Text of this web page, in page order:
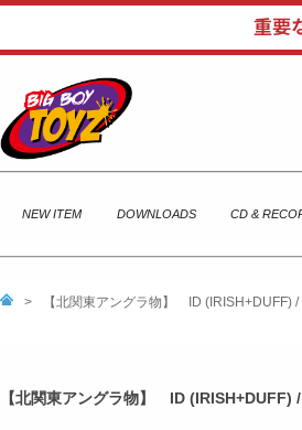
NEW ITEM DOWNLOADS CD &
> 【北関東アングラ物】 ID (IRISH+DUFF)
【北関東アングラ物】 ID